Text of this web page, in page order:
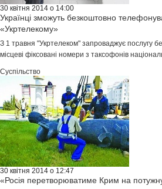
30 квітня 2014 о 14:00
Українці зможуть безкоштовно
«Укртелекому»
З 1 травня "Укртелеком" запроваджує послугу
місцеві фіксовані номери з таксофонів
Суспільство
30 квітня 2014 о 12:47
«Росія перетворюватиме Крим на